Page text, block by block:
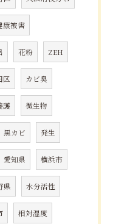
康被害
花粉 ZEH
区 カビ臭
護 微生物
黒カビ 発生
愛知県 横浜市
県 水分活性
相対湿度